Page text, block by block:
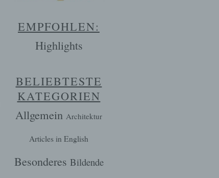
EMPFOHLEN:
Highlights
BELIEBTESTE
KATEGORIEN
Allgemein Architektur
Articles in English
Besonderes Bildende